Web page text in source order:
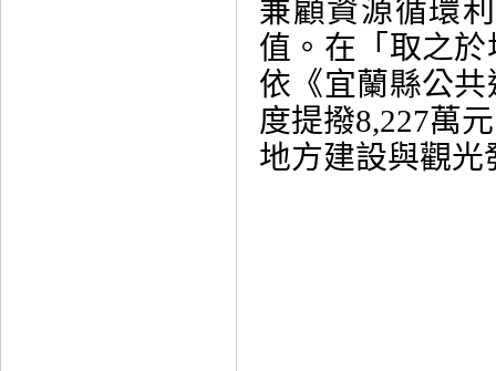
兼顧資源循環
值。在「取之
依《宜蘭縣公
度提撥8,227萬
地方建設與觀